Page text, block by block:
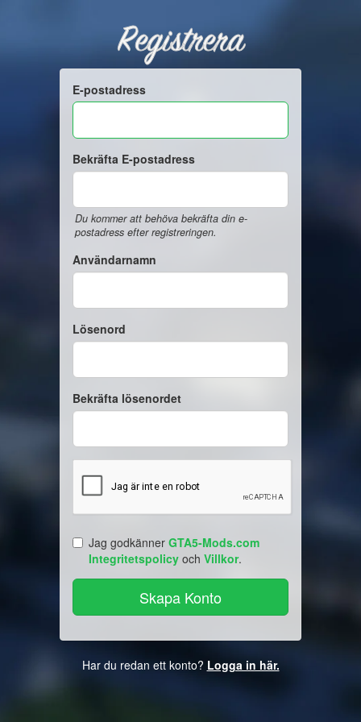
Registrera
E-postadress
Bekräfta E-postadress
Du kommer att behöva bekräfta din e-
postadress efter registreringen.
Användarnamn
Lösenord
Bekräfta lösenordet
Jag godkänner GTA5-Mods.com
Integritetspolicy och Villkor.
Har du redan ett konto? Logga in här.